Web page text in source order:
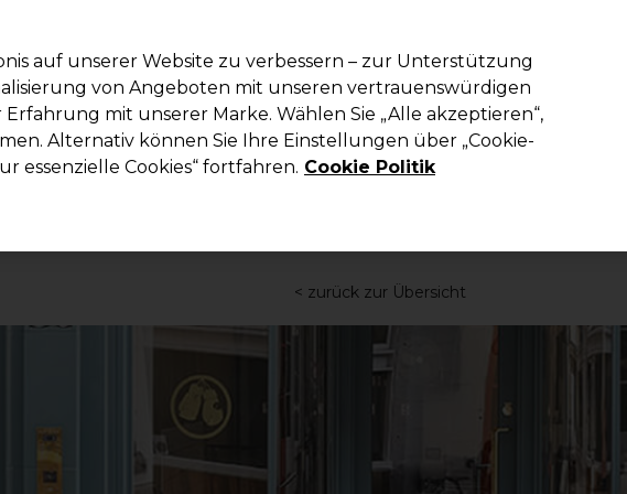
Suchen
Saloneinrichtung Kosmetik Herrenfriseur Inspiration Die
< zurück zur Übersicht
auf unserer Website zu verbessern – zur Unterstützung
von Angeboten mit unseren vertrauenswürdigen
mit unserer Marke. Wählen Sie „Alle akzeptieren“,
Alternativ können Sie Ihre Einstellungen über „Cookie-
essenzielle Cookies“ fortfahren. Cookie Politik